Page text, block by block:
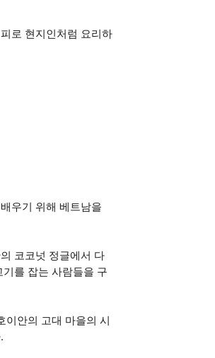
로 현지인처럼 요리하
우기 위해 베트남을
코코넛 정글에서 다
를 잡는 사람들을 구
이안의 고대 마을의 시